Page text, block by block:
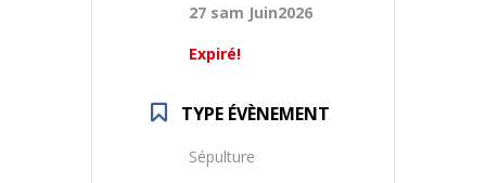
27 sam Juin2026
Expiré!
TYPE ÉVÈNEMENT
Sépulture